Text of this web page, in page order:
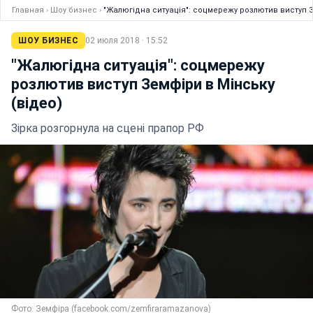
Главная › Шоу бизнес › "Жалюгідна ситуація": соцмережу розлютив виступ
ШОУ БИЗНЕС 02 июля 2018 · 15:52
"Жалюгідна ситуація": соцмережу
розлютив виступ Земфіри в Мінську
(відео)
Зірка розгорнула на сцені прапор РФ
Фото: Земфіра (facebook.com/zemfiraramazanova)